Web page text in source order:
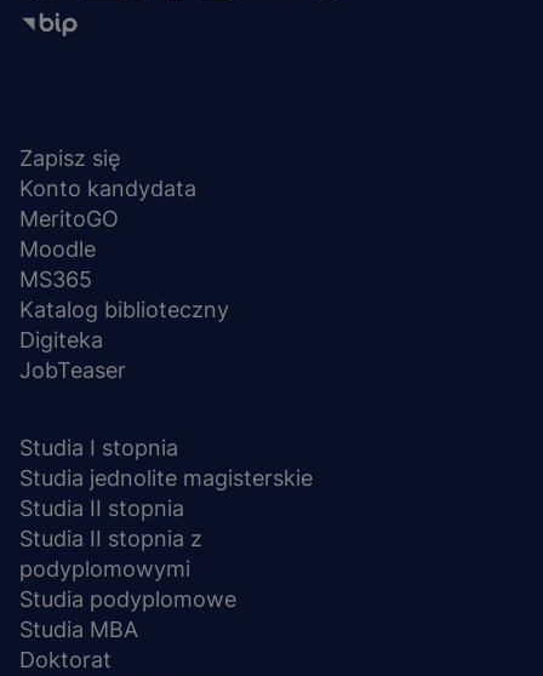
stopka
Zapisz się
Konto kandydata
MeritoGO
Moodle
MS365
Katalog biblioteczny
Digiteka
JobTeaser
Studia I stopnia
Studia jednolite magisterskie
Studia II stopnia
Studia II stopnia z
podyplomowymi
Studia podyplomowe
Studia MBA
Doktorat